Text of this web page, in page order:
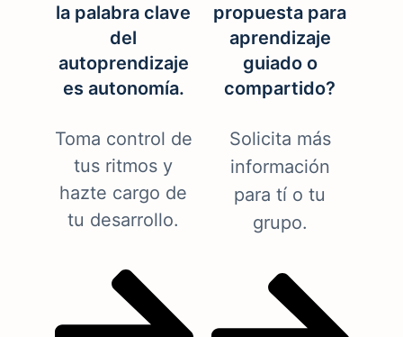
la palabra clave
del
autoprendizaje
es autonomía.
Toma control de
tus ritmos y
hazte cargo de
tu desarrollo.
propuesta para
aprendizaje
guiado o
compartido?
Solicita más
información
para tí o tu
grupo.